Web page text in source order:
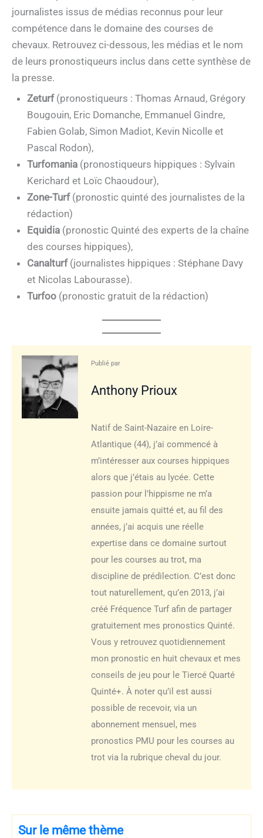
journalistes issus de médias reconnus pour leur
compétence dans le domaine des courses de
chevaux. Retrouvez ci-dessous, les médias et le nom
de leurs pronostiqueurs inclus dans cette synthèse de
la presse.
Zeturf(pronostiqueurs : Thomas Arnaud, Grégory
Bougouin, Eric Domanche, Emmanuel Gindre,
Fabien Golab, Simon Madiot, Kevin Nicolle et
Pascal Rodon),
Turfomania(pronostiqueurs hippiques : Sylvain
Kerichard et Loïc Chaoudour),
Zone-Turf(pronostic quinté des journalistes de la
rédaction)
Equidia (pronostic Quinté des experts de la chaîne
des courses hippiques),
Canalturf(journalistes hippiques : Stéphane Davy
et Nicolas Labourasse).
Turfoo(pronostic gratuit de la rédaction)
Publié par
Anthony Prioux
Natif de Saint-Nazaire en Loire-
Atlantique (44), j’ai commencé à
m’intéresser aux courses hippiques
alors que j’étais au lycée. Cette
passion pour l’hippisme ne m’a
ensuite jamais quitté et, au fil des
années, j’ai acquis une réelle
expertise dans ce domaine surtout
pour les courses au trot, ma
discipline de prédilection. C’est donc
tout naturellement, qu’en 2013, j’ai
créé Fréquence Turf afin de partager
gratuitement mes pronostics Quinté.
Vous y retrouvez quotidiennement
mon pronostic en huit chevaux et mes
conseils de jeu pour le Tiercé Quarté
Quinté+. À noter qu’il est aussi
possible de recevoir, via un
abonnement mensuel, mes
pronostics PMU pour les courses au
trot via la rubrique cheval du jour.
Sur le même thème